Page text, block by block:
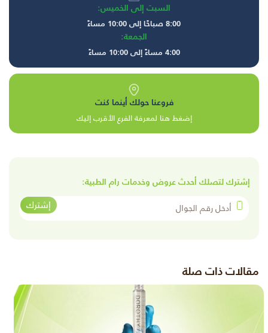
السبت إلى الخميس:
8:00 صباحًا إلى 10:00 مساءً
الجمعة:
4:00 مساءً إلى 10:00 مساءً
فروعنا حولك أينما كنت
إضغط هنا لمعرفة الفرع الأقرب إليك
إشترك لتصلك أحدث عروض وخدمات رام الطبية:
أدخل رقم الجوال
إشترك
مقالات ذات صلة